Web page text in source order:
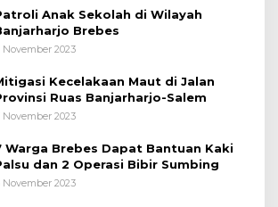
Anak Sekolah di Wilayah
Brebes
November 2023
Kecelakaan Maut di Jalan
Ruas Banjarharjo-Salem
November 2023
Warga Brebes Dapat Bantuan Kaki
dan 2 Operasi Bibir Sumbing
November 2023